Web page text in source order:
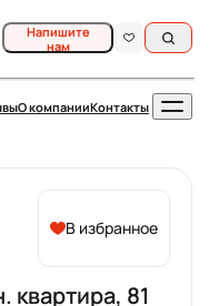
Напишите
нам
О компанииКонтакты
В избранное
квартира, 81